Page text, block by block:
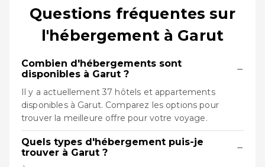
Questions fréquentes sur
l'hébergement à Garut
Combien d'hébergements sont
disponibles à Garut ?
−
Il y a actuellement 37 hôtels et appartements
disponibles à Garut. Comparez les options pour
trouver la meilleure offre pour votre voyage.
Quels types d'hébergement puis-je
trouver à Garut ?
−